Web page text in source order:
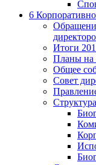
6
Итоги
Планы на
Общее
Совет